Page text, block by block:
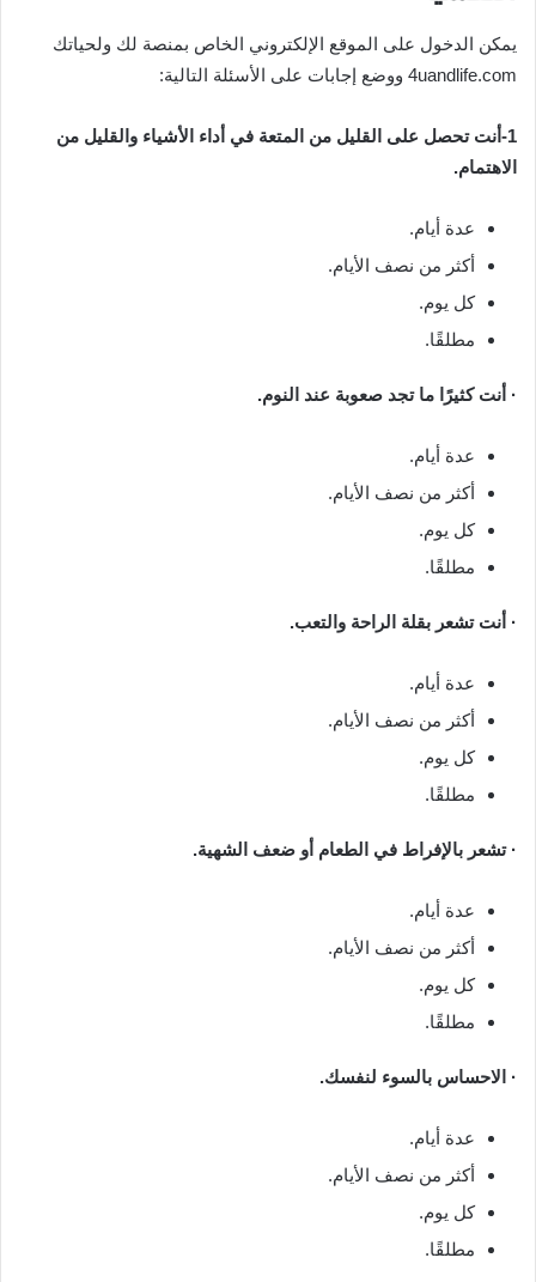
يمكن الدخول على الموقع الإلكتروني الخاص بمنصة لك ولحياتك
4uandlife.com ووضع إجابات على الأسئلة التالية:
1-أنت تحصل على القليل من المتعة في أداء الأشياء والقليل من
الاهتمام.
عدة أيام.
أكثر من نصف الأيام.
كل يوم.
مطلقًا.
· أنت كثيرًا ما تجد صعوبة عند النوم.
عدة أيام.
أكثر من نصف الأيام.
كل يوم.
مطلقًا.
· أنت تشعر بقلة الراحة والتعب.
عدة أيام.
أكثر من نصف الأيام.
كل يوم.
مطلقًا.
· تشعر بالإفراط في الطعام أو ضعف الشهية.
عدة أيام.
أكثر من نصف الأيام.
كل يوم.
مطلقًا.
· الاحساس بالسوء لنفسك.
عدة أيام.
أكثر من نصف الأيام.
كل يوم.
مطلقًا.